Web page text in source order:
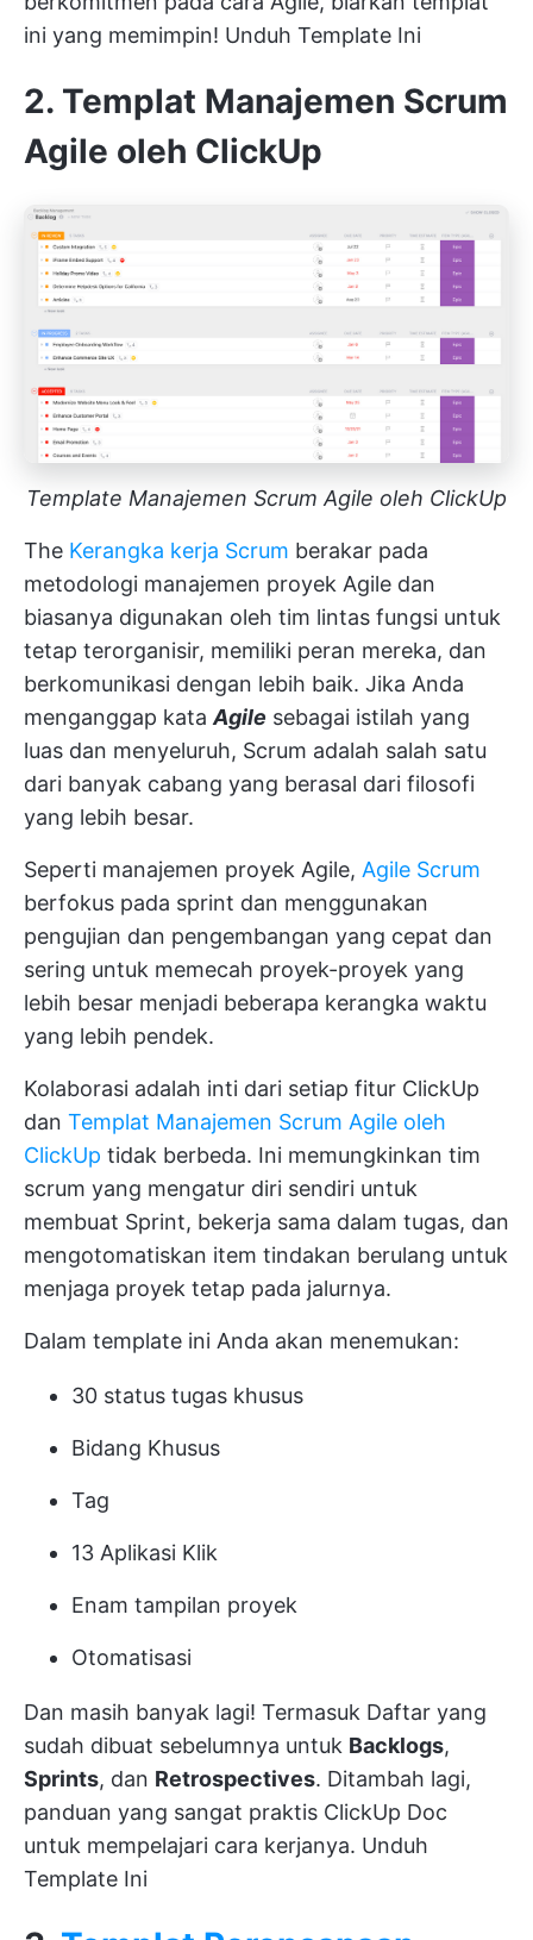
ini yang memimpin! Unduh Template Ini
2. Templat Manajemen Scrum
Agile oleh ClickUp
Template Manajemen Scrum Agile oleh ClickUp
The Kerangka kerja Scrum berakar pada
metodologi manajemen proyek Agile dan
biasanya digunakan oleh tim lintas fungsi untuk
tetap terorganisir, memiliki peran mereka, dan
berkomunikasi dengan lebih baik. Jika Anda
menganggap kataAgile sebagai istilah yang
luas dan menyeluruh, Scrum adalah salah satu
dari banyak cabang yang berasal dari filosofi
yang lebih besar.
Seperti manajemen proyek Agile, Agile Scrum
berfokus pada sprint dan menggunakan
pengujian dan pengembangan yang cepat dan
sering untuk memecah proyek-proyek yang
lebih besar menjadi beberapa kerangka waktu
yang lebih pendek.
Kolaborasi adalah inti dari setiap fitur ClickUp
dan Templat Manajemen Scrum Agile oleh
ClickUp tidak berbeda. Ini memungkinkan tim
scrum yang mengatur diri sendiri untuk
membuat Sprint, bekerja sama dalam tugas, dan
mengotomatiskan item tindakan berulang untuk
menjaga proyek tetap pada jalurnya.
Dalam template ini Anda akan menemukan:
30 status tugas khusus
Bidang Khusus
Tag
13 Aplikasi Klik
Enam tampilan proyek
Otomatisasi
Dan masih banyak lagi! Termasuk Daftar yang
sudah dibuat sebelumnya untuk Backlogs,
Sprints, dan Retrospectives. Ditambah lagi,
panduan yang sangat praktis ClickUp Doc
untuk mempelajari cara kerjanya. Unduh
Template Ini